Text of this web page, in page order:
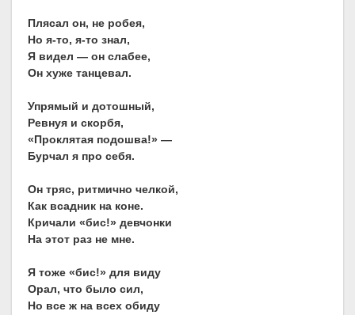
Плясал он, не робея,
Но я-то, я-то знал,
Я видел — он слабее,
Он хуже танцевал.
Упрямый и дотошный,
Ревнуя и скорбя,
«Проклятая подошва!» —
Бурчал я про себя.
Он тряс, ритмично челкой,
Как всадник на коне.
Кричали «бис!» девчонки
На этот раз не мне.
Я тоже «бис!» для виду
Орал, что было сил,
Но все ж на всех обиду